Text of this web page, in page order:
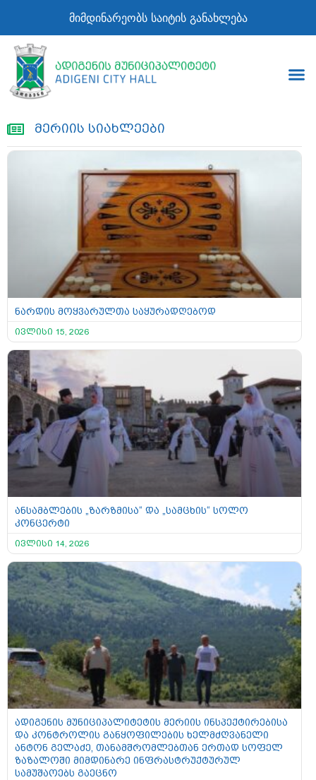
მიმდინარეობს საიტის განახლება
მერიის სიახლეები
ნარდის მოყვარულთა საყურადღებოდ
ივლისი 15, 2026
ანსამბლების „ზარზმისა“ და „სამცხის“ სოლო
კონცერტი
ივლისი 14, 2026
ადიგენის მუნიციპალიტეტის მერიის ინსპექტირებისა
და კონტროლის განყოფილების ხელმძღვანელი
ანტონ გელაძე, თანამშრომლებთან ერთად სოფელ
ზაზალოში მიმდინარე ინფრასტრუქტურულ
სამუშაოებს გაეცნო